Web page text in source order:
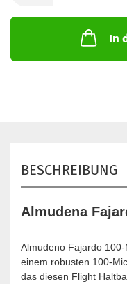
In
BESCHREIBUNG
Almudena
Almudeno Fajardo
einem robusten 100-
das diesen Flight